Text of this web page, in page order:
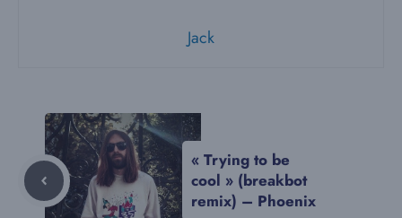
Jack
« Trying to be
cool » (breakbot
remix) – Phoenix